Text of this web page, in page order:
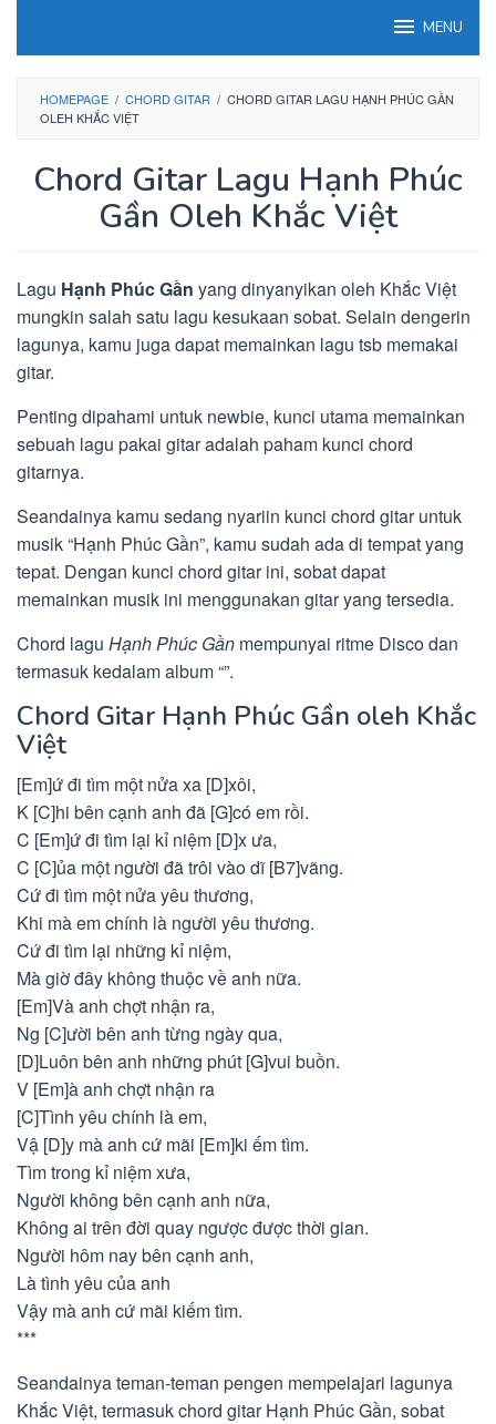
MENU
HOMEPAGE / CHORD GITAR / CHORD GITAR LAGU HẠNH PHÚC GẦN
OLEH KHẮC VIỆT
Chord Gitar Lagu Hạnh Phúc
Gần Oleh Khắc Việt
Lagu Hạnh Phúc Gần yang dinyanyikan oleh Khắc Việt
mungkin salah satu lagu kesukaan sobat. Selain dengerin
lagunya, kamu juga dapat memainkan lagu tsb memakai
gitar.
Penting dipahami untuk newbie, kunci utama memainkan
sebuah lagu pakai gitar adalah paham kunci chord
gitarnya.
Seandainya kamu sedang nyariin kunci chord gitar untuk
musik “Hạnh Phúc Gần”, kamu sudah ada di tempat yang
tepat. Dengan kunci chord gitar ini, sobat dapat
memainkan musik ini menggunakan gitar yang tersedia.
Chord lagu Hạnh Phúc Gần mempunyai ritme Disco dan
termasuk kedalam album “”.
Chord Gitar Hạnh Phúc Gần oleh Khắc
Việt
[Em]ứ đi tìm một nửa xa [D]xôi,
K [C]hi bên cạnh anh đã [G]có em rồi.
C [Em]ứ đi tìm lại kỉ niệm [D]x ưa,
C [C]ủa một người đã trôi vào dĩ [B7]vãng.
Cứ đi tìm một nửa yêu thương,
Khi mà em chính là người yêu thương.
Cứ đi tìm lại những kỉ niệm,
Mà giờ đây không thuộc về anh nữa.
[Em]Và anh chợt nhận ra,
Ng [C]ười bên anh từng ngày qua,
[D]Luôn bên anh những phút [G]vui buồn.
V [Em]à anh chợt nhận ra
[C]Tình yêu chính là em,
Vậ [D]y mà anh cứ mãi [Em]ki ếm tìm.
Tìm trong kỉ niệm xưa,
Người không bên cạnh anh nữa,
Không ai trên đời quay ngược được thời gian.
Người hôm nay bên cạnh anh,
Là tình yêu của anh
Vậy mà anh cứ mãi kiếm tìm.
***
Seandainya teman-teman pengen mempelajari lagunya
Khắc Việt, termasuk chord gitar Hạnh Phúc Gần, sobat